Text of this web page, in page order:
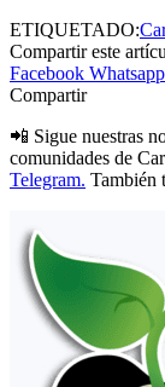
ETIQUETADO:
Compartir este
Facebook Whatsapp
Compartir
📲 Sigue nuestras
comunidades de
Telegram. También